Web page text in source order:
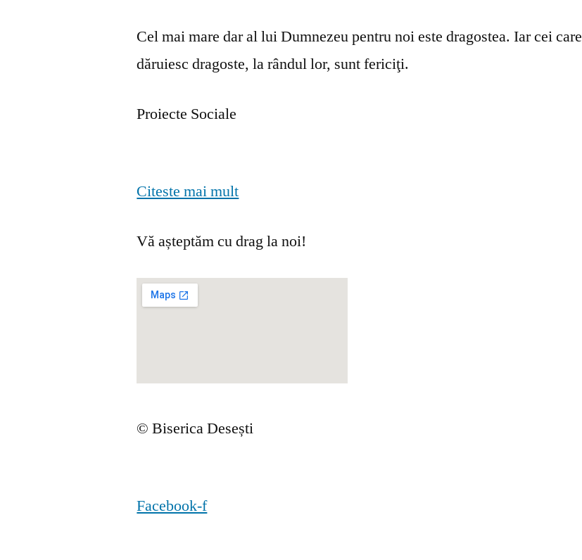
Cel mai mare dar al lui Dumnezeu pentru noi este dragostea. Iar cei care
dăruiesc dragoste, la rândul lor, sunt fericiţi.
Proiecte Sociale
Citeste mai mult
Vă așteptăm cu drag la noi!
© Biserica Desești
Facebook-f